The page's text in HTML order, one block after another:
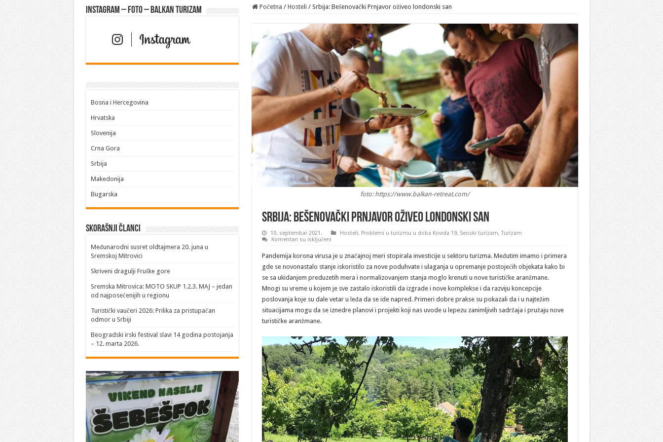
Početna / Hosteli / Srbija: Bešenovački Prnjavor oživeo londonski san
foto: https://www.balkan-retreat.com/
Srbija: Bešenovački Prnjavor oživeo londonski san
10. septembar 2021. Hosteli, Problemi u turizmu u doba Kovida 19, Seoski turizam,Turizam
Komentari su isključenina
Bešenovački
Prnjavor
oživeo
londonski
san
Pandemija korona virusa je u značajnoj meri stopirala investicije u sektoru turizma. Međutim imamo i primera
gde se novonastalo stanje iskoristilo za nove poduhvate i ulaganja u opremanje postojećih objekata kako bi
se sa ukidanjem preduzetih mera i normalizovanjem stanja moglo krenuti u nove turističke aranžmane.
Mnogi su vreme u kojem je sve zastalo iskoristili da izgrade i nove komplekse i da razviju koncepcije
poslovanja koje su dale vetar u leđa da se ide napred. Primeri dobre prakse su pokazali da i u najtežim
situacijama mogu da se iznedre planovi i projekti koji nas uvode u lepezu zanimljivih sadržaja i pružaju nove
turističke aranžmane.
Instagram – FOTO – Balkan turizam
Bosna i Hercegovina
Hrvatska
Slovenija
Crna Gora
Srbija
Makedonija
Bugarska
Skorašnji članci
​Međunarodni susret oldtajmera 20. juna u
Sremskoj Mitrovici
Skriveni dragulji Fruške gore
Sremska Mitrovica: MOTO SKUP 1.2.3. MAJ – jedan
od najposećenijih u regionu
Turistički vaučeri 2026: Prilika za pristupačan
odmor u Srbiji
Beogradski irski festival slavi 14 godina postojanja
– 12. marta 2026.